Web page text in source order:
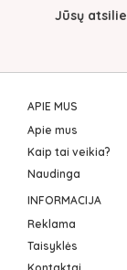
Jūsų
APIE MUS
Apie mus
Kaip tai veikia?
Naudinga
INFORMACIJA
Reklama
Taisyklės